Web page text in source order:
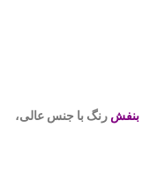
بنفش رنگ با جنس عالی،